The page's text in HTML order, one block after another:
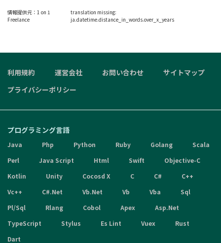
情報提供元： 1 on 1
Freelance
translation missing:
ja.datetime.distance_in_words.over_x_years
利用規約 運営会社 お問い合わせ
サイトマップ
プライバシーポリシー
プログラミング言語
Java Php Python Ruby Golang
Scala
Perl
Java Script Html Swift
Objective-C
Kotlin
Unity Cocosd X C C#
C++
Vc++
C#.Net Vb.Net Vb Vba
Sql
Pl/Sql
Rlang Cobol Apex
Asp.Net
TypeScript
Stylus Es Lint Vuex
Rust
Dart